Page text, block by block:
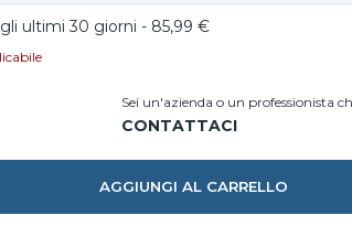
ultimi 30 giorni - 85,99 €
Sei un'azienda o un professionista
AGGIUNGI AL CARRELLO